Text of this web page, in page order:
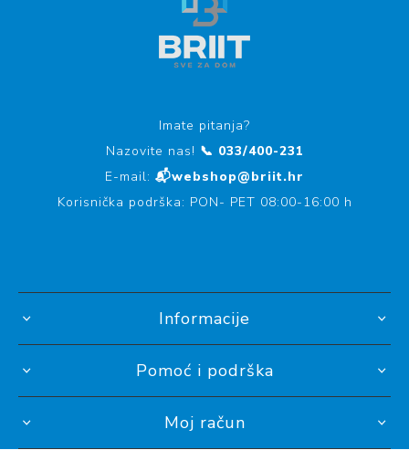
Imate pitanja?
Nazovite nas! 📞 033/400-231
E-mail: 📬webshop@briit.hr
Korisnička podrška: PON- PET 08:00-16:00 h
Informacije
Pomoć i podrška
Moj račun